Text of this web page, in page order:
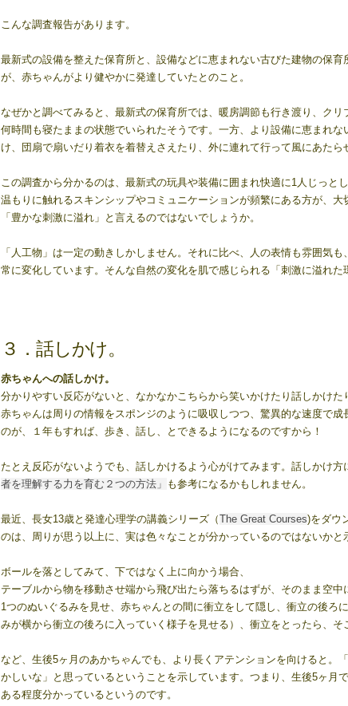
こんな調査報告があります。
最新式の設備を整えた保育所と、設備などに恵まれない古びた建物の保
が、赤ちゃんがより健やかに発達していたとのこと。
なぜかと調べてみると、最新式の保育所では、暖房調節も行き渡り、ク
何時間も寝たままの状態でいられたそうです。一方、より設備に恵まれ
け、団扇で扇いだり着衣を着替えさえたり、外に連れて行って風にあたら
この調査から分かるのは、最新式の玩具や装備に囲まれ快適に1人じっ
温もりに触れるスキンシップやコミュニケーションが頻繁にある方が、
「豊かな刺激に溢れ」と言えるのではないでしょうか。
「人工物」は一定の動きしかしません。それに比べ、人の表情も雰囲気
常に変化しています。そんな自然の変化を肌で感じられる「刺激に溢れた
３．話しかけ。
赤ちゃんへの話しかけ。
分かりやすい反応がないと、なかなかこちらから笑いかけたり話しかけ
赤ちゃんは周りの情報をスポンジのように吸収しつつ、驚異的な速度で
のが、１年もすれば、歩き、話し、とできるようになるのですから！
たとえ反応がないようでも、話しかけるよう心がけてみます。話しかけ方
者を理解する力を育む２つの方法」 も参考になるかもしれません。
最近、長女13歳と発達心理学の講義シリーズ（The Great Courses)をダウ
のは、周りが思う以上に、実は色々なことが分かっているのではないかと
ボールを落としてみて、下ではなく上に向かう場合、
テーブルから物を移動させ端から飛び出たら落ちるはずが、そのまま空中
1つのぬいぐるみを見せ、赤ちゃんとの間に衝立をして隠し、衝立の後ろ
みが横から衝立の後ろに入っていく様子を見せる）、衝立をとったら、そ
など、生後5ヶ月のあかちゃんでも、より長くアテンションを向けると。
かしいな」と思っているということを示しています。つまり、生後5ヶ月
ある程度分かっているというのです。